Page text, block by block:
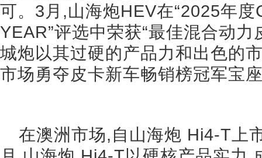
可。3月,山海炮HEV在“2025年
YEAR”评选中荣获“最佳混合动
城炮以其过硬的产品力和出色的
市场勇夺皮卡新车畅销榜冠军宝
在澳洲市场,自山海炮 Hi4-T上